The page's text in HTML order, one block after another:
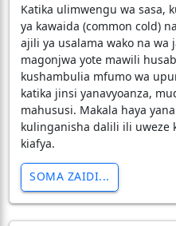
​Katika ulimwengu wa sasa,
ya kawaida (common cold)
ajili ya usalama wako na
magonjwa yote mawili
kushambulia mfumo wa
katika jinsi yanavyoanza,
mahususi. Makala haya
kulinganisha dalili ili uweze
kiafya.
SOMA ZAIDI...